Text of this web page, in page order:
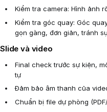
Kiểm tra camera: Hình ảnh
Kiểm tra góc quay: Góc
gọn gàng, đơn giản, tránh
Slide và video
Final check trước sự kiện,
tự
Đảm bảo âm thanh của
Chuẩn bị file dự phòng